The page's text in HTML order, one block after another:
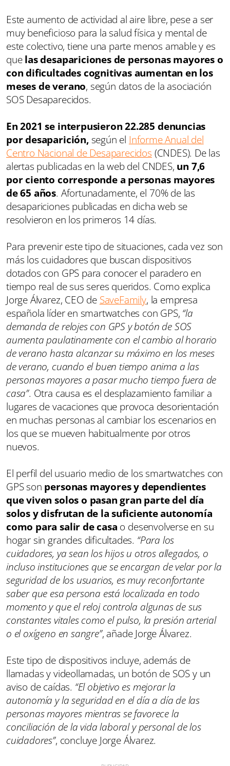
Este aumento de actividad al aire libre, pese a ser
muy beneficioso para la salud física y mental de
este colectivo, tiene una parte menos amable y es
quelas desapariciones de personas mayores o
con dificultades cognitivas aumentan en los
meses de verano, según datos de la asociación
SOS Desaparecidos.
En 2021 se interpusieron 22.285 denuncias
por desaparición,según el Informe Anual del
Centro Nacional de Desaparecidos (CNDES). De las
alertas publicadas en la web del CNDES, un 7,6
por ciento corresponde a personas mayores
de 65 años. Afortunadamente, el 70% de las
desapariciones publicadas en dicha web se
resolvieron en los primeros 14 días.
Para prevenir este tipo de situaciones, cada vez son
más los cuidadores que buscan dispositivos
dotados con GPS para conocer el paradero en
tiempo real de sus seres queridos. Como explica
Jorge Álvarez, CEO de SaveFamily, la empresa
española líder en smartwatches con GPS, “la
demanda de relojes con GPS y botón de SOS
aumenta paulatinamente con el cambio al horario
de verano hasta alcanzar su máximo en los meses
de verano, cuando el buen tiempo anima a las
personas mayores a pasar mucho tiempo fuera de
casa”. Otra causa es el desplazamiento familiar a
lugares de vacaciones que provoca desorientación
en muchas personas al cambiar los escenarios en
los que se mueven habitualmente por otros
nuevos.
El perfil del usuario medio de los smartwatches con
GPS son personas mayores y dependientes
que viven solos o pasan gran parte del día
solos y disfrutan de la suficiente autonomía
como para salir de casa o desenvolverse en su
hogar sin grandes dificultades. “Para los
cuidadores, ya sean los hijos u otros allegados, o
incluso instituciones que se encargan de velar por la
seguridad de los usuarios, es muy reconfortante
saber que esa persona está localizada en todo
momento y que el reloj controla algunas de sus
constantes vitales como el pulso, la presión arterial
o el oxígeno en sangre”, añade Jorge Álvarez.
Este tipo de dispositivos incluye, además de
llamadas y videollamadas, un botón de SOS y un
aviso de caídas. “El objetivo es mejorar la
autonomía y la seguridad en el día a día de las
personas mayores mientras se favorece la
conciliación de la vida laboral y personal de los
cuidadores”, concluye Jorge Álvarez.